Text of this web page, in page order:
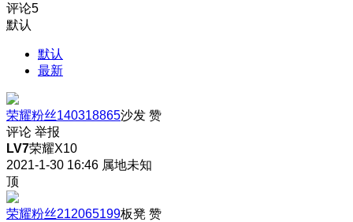
评论5
默认
默认
最新
荣耀粉丝140318865沙发 赞
评论 举报
LV7荣耀X10
2021-1-30 16:46 属地未知
顶
荣耀粉丝212065199板凳 赞